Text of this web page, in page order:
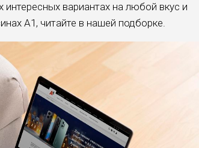
вариантах на любой вкус и
А1, читайте в нашей подборке.